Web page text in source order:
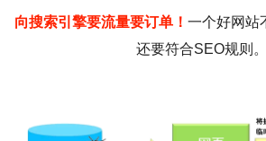
向搜索引擎要流量要订单！ 一个好网站
还要符合SEO规则。